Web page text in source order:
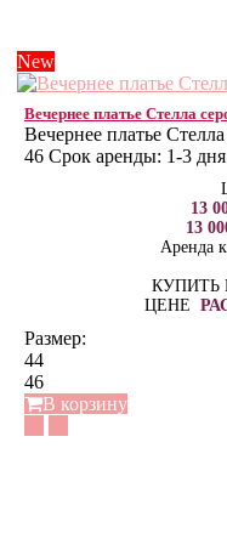
New
Вечернее платье Стелла
Вечернее платье
46 Срок аренды: 1-3
13
13
Аренда
КУПИТЬ
ЦЕНЕ
Размер:
44
46
В корзину